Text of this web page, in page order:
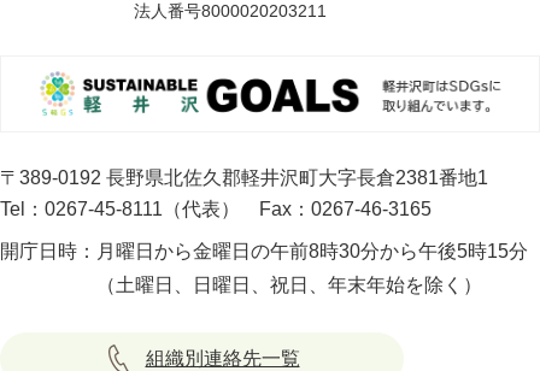
法人番号8000020203211
〒389-0192 長野県北佐久郡軽井沢町大字長倉2381番地1
Tel：0267-45-8111（代表）
Fax：0267-46-3165
開庁日時： 月曜日から金曜日の午前8時30分から午後5時15分
（土曜日、日曜日、祝日、年末年始を除く）
組織別連絡先一覧